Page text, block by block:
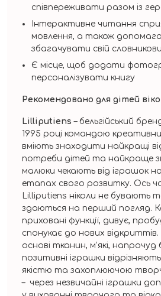
співпереживати разом із
Інтерактивне читання
мовлення, а також
збагачувати свій
Є місце, щоб додати
персоналізувати книгу
Рекомендовано для дітей
Lilliputiens – бельгійський
1995 році командою
вміють знаходити найкращі
потреби дітей та найкраще
малюки чекають від іграшок
етапах свого розвитку. Ось
Lilliputiens ніколи не бувають
здаються на перший погляд.
приховані функції, дивує,
спонукає до нових
основі тканин, м’які, напрочуд
позитивні іграшки
якістю та захоплюючою
– через незвичайні іграшки